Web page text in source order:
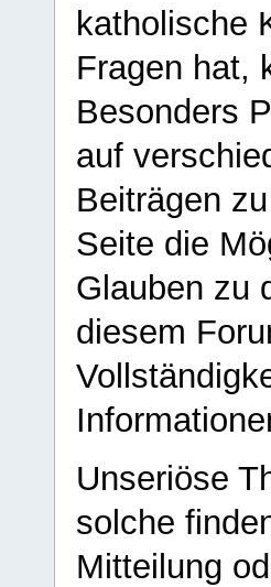
katholische
Fragen hat,
Besonders
auf
Beiträgen
Seite die
Glauben zu
diesem
Unseriöse
solche
Mitteilung